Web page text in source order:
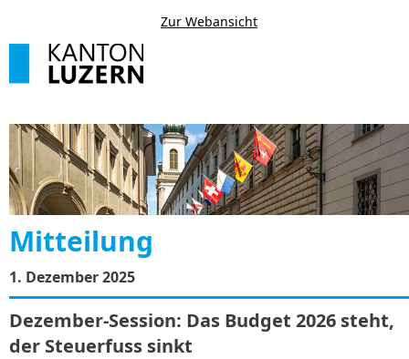
Zur Webansicht
Mitteilung
1. Dezember 2025
Dezember-Session: Das Budget 2026 steht,
der Steuerfuss sinkt